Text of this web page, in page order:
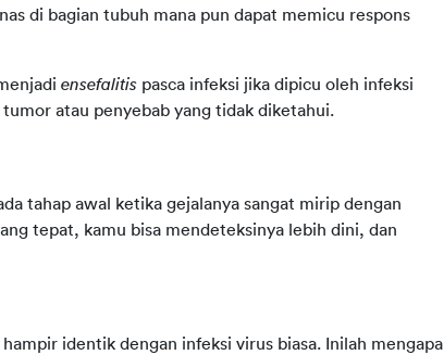
di bagian tubuh mana pun dapat memicu respons
ensefalitis pasca infeksi jika dipicu oleh infeksi
atau penyebab yang tidak diketahui.
tahap awal ketika gejalanya sangat mirip dengan
tepat, kamu bisa mendeteksinya lebih dini, dan
identik dengan infeksi virus biasa. Inilah mengapa